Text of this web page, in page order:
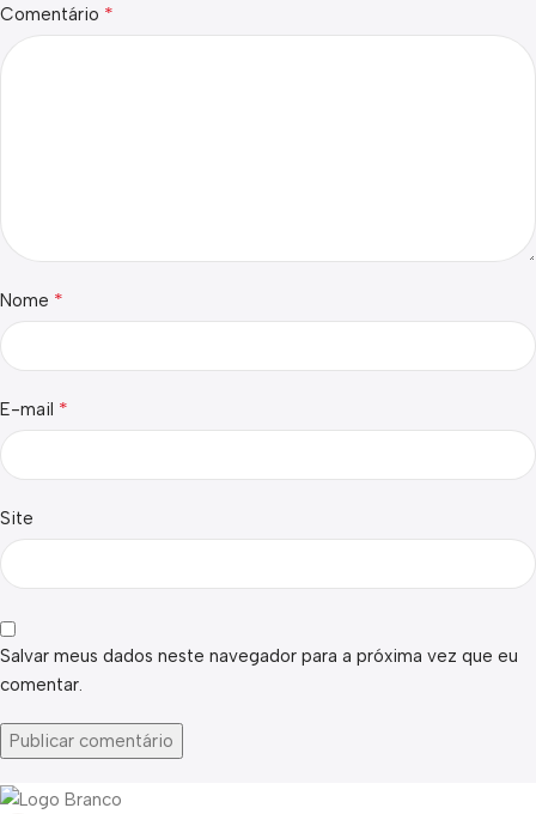
Comentário *
Nome *
E-mail *
Site
Salvar meus dados neste navegador para a próxima vez que eu
comentar.